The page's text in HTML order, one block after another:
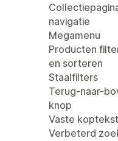
navigatie
Megamenu
Producten
en sorteren
Staalfilters
Terug-naar-
knop
Vaste koptekst
Verbeterd